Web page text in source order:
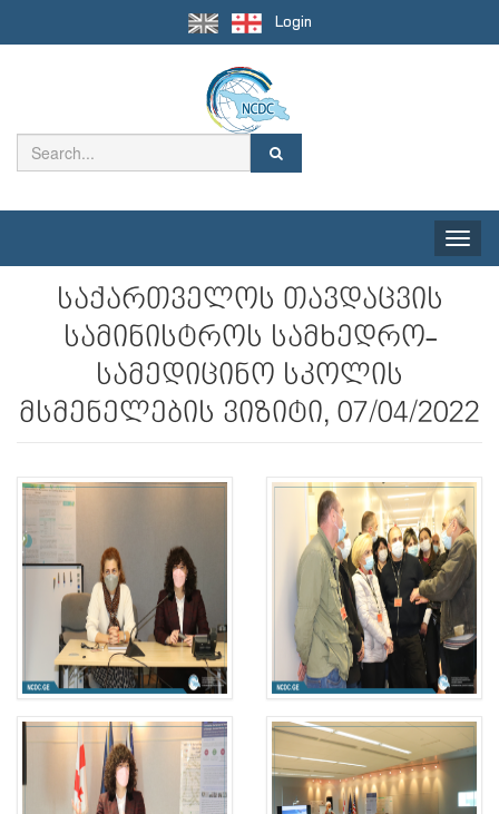
Login
Toggle
საქართველოს თავდაცვის
სამინისტროს სამხედრო-
სამედიცინო სკოლის
მსმენელების ვიზიტი, 07/04/2022